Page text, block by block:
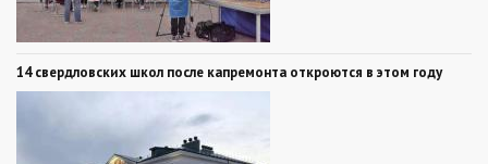
14 свердловских школ после капремонта откроются в этом году